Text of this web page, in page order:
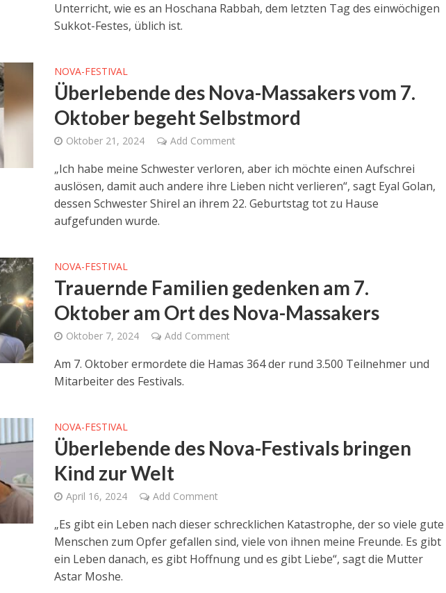
Unterricht, wie es an Hoschana Rabbah, dem letzten Tag des einwöchigen
Sukkot-Festes, üblich ist.
NOVA-FESTIVAL
Überlebende des Nova-Massakers vom 7.
Oktober begeht Selbstmord
Oktober 21, 2024 Add Comment
„Ich habe meine Schwester verloren, aber ich möchte einen Aufschrei
auslösen, damit auch andere ihre Lieben nicht verlieren“, sagt Eyal Golan,
dessen Schwester Shirel an ihrem 22. Geburtstag tot zu Hause
aufgefunden wurde.
NOVA-FESTIVAL
Trauernde Familien gedenken am 7.
Oktober am Ort des Nova-Massakers
Oktober 7, 2024 Add Comment
Am 7. Oktober ermordete die Hamas 364 der rund 3.500 Teilnehmer und
Mitarbeiter des Festivals.
NOVA-FESTIVAL
Überlebende des Nova-Festivals bringen
Kind zur Welt
April 16, 2024 Add Comment
„Es gibt ein Leben nach dieser schrecklichen Katastrophe, der so viele gute
Menschen zum Opfer gefallen sind, viele von ihnen meine Freunde. Es gibt
ein Leben danach, es gibt Hoffnung und es gibt Liebe“, sagt die Mutter
Astar Moshe.